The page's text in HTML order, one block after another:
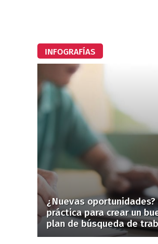
INFOGRAFÍAS
¿Nuevas oportunidades?
práctica para crear un
plan de búsqueda de